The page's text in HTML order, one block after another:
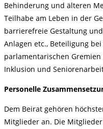
Behinderung und älteren
Teilhabe am Leben in der
barrierefreie Gestaltung
Anlagen etc., Beteiligung
parlamentarischen
Inklusion und
Personelle
Dem Beirat gehören
Mitglieder an. Die